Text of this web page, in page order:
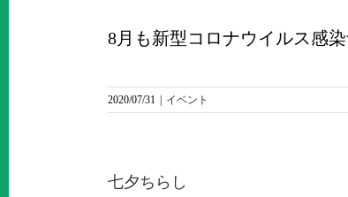
8月も新型コロナウイルス感
2020/07/31 イベント
七夕ちらし